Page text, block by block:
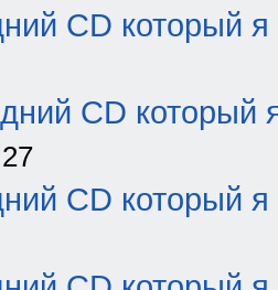
CD который я
CD который
CD который я